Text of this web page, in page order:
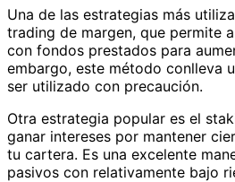
Una de las estrategias más
trading de margen, que permite
con fondos prestados para
embargo, este método conlleva
ser utilizado con precaución.
Otra estrategia popular es el
ganar intereses por mantener
tu cartera. Es una excelente
pasivos con relativamente bajo